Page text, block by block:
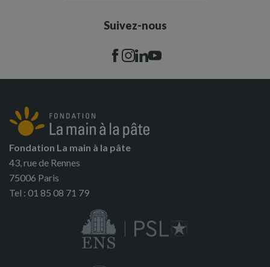
Suivez-nous
Fondation La main à la pâte
43, rue de Rennes
75006 Paris
Tel : 01 85 08 71 79